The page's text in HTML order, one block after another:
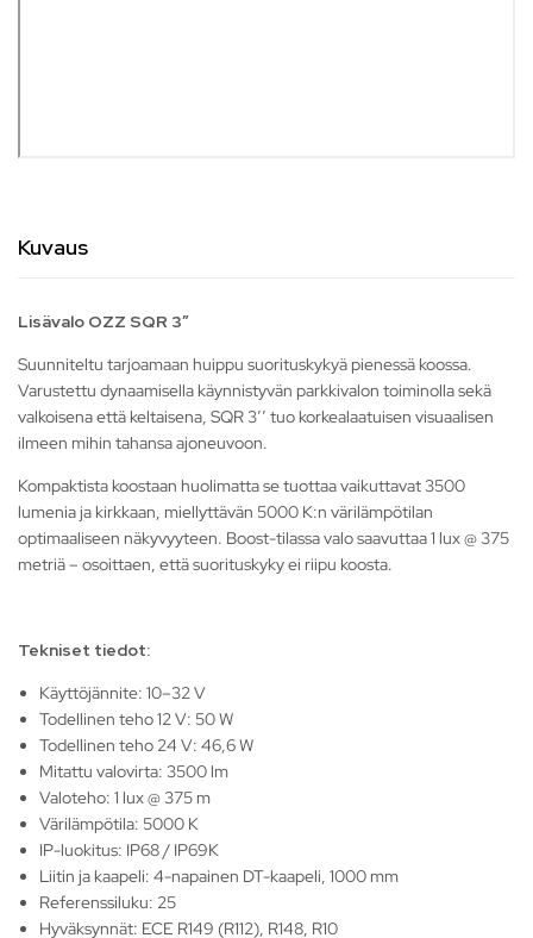
Kuvaus
Lisävalo OZZ SQR 3″
Suunniteltu tarjoamaan huippu suorituskykyä pienessä koossa.
Varustettu dynaamisella käynnistyvän parkkivalon toiminolla sekä
valkoisena että keltaisena, SQR 3’’ tuo korkealaatuisen visuaalisen
ilmeen mihin tahansa ajoneuvoon.
Kompaktista koostaan huolimatta se tuottaa vaikuttavat 3500
lumenia ja kirkkaan, miellyttävän 5000 K:n värilämpötilan
optimaaliseen näkyvyyteen. Boost-tilassa valo saavuttaa 1 lux @ 375
metriä – osoittaen, että suorituskyky ei riipu koosta.
Tekniset tiedot:
Käyttöjännite: 10–32 V
Todellinen teho 12 V: 50 W
Todellinen teho 24 V: 46,6 W
Mitattu valovirta: 3500 lm
Valoteho: 1 lux @ 375 m
Värilämpötila: 5000 K
IP-luokitus: IP68 / IP69K
Liitin ja kaapeli: 4-napainen DT-kaapeli, 1000 mm
Referenssiluku: 25
Hyväksynnät: ECE R149 (R112), R148, R10